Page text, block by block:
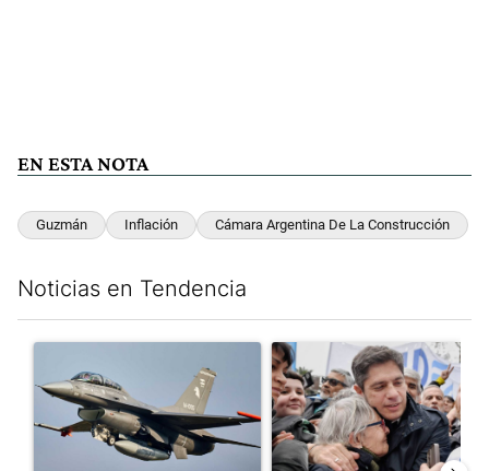
EN ESTA NOTA
Guzmán Inflación Cámara Argentina De La Construcción
Noticias en Tendencia
Un artículo de tendencia con el título "Los aviones F 16
Un artículo de tendencia con